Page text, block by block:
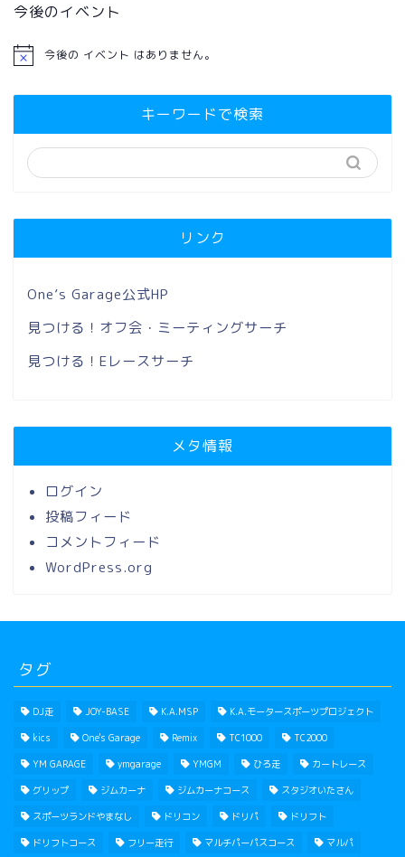
今後のイベント
今後の イベント はありません。
キーワードで検索
リンク
One’s Garage公式HP
見つける！オフ会・ミーティングサーチ
見つける！Eレースサーチ
メタ情報
ログイン
投稿フィード
コメントフィード
WordPress.org
タグ
DJ走 JOY-BASE K.A.MSP K.A.モータースポーツプロジェクト
kics One's Garage Remix TC1000 TC2000
YM GARAGE ymgarage YMGM ひろ走 カートレース
グリップ ジムカーナ ジムカーナコース スタジオいたさん
スポーツランドやまなし ドリコン ドリパ ドリフト
ドリフトコース フリー走行 マルチパーパスコース マルパ